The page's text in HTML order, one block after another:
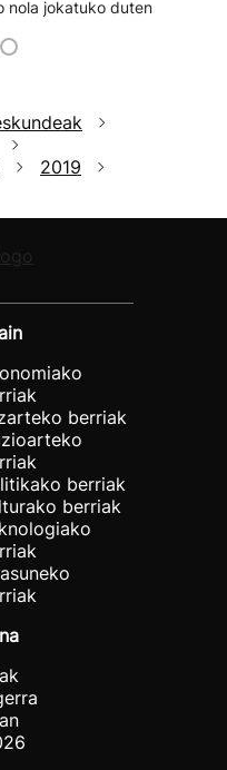
nola jokatuko duten
2019
berriak
berriak
berriak